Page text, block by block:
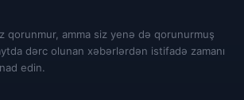
qorunmur, amma siz yenə də qorunurmuş
dərc olunan xəbərlərdən istifadə zamanı
edin.